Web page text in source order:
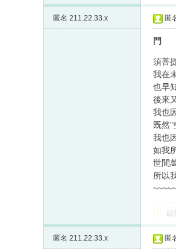
匿名 211.22.33.x 匿
門
須菩
我在
也早
後來
我也
既然"
我也
如我
世間
所以
回
匿名 211.22.33.x 匿